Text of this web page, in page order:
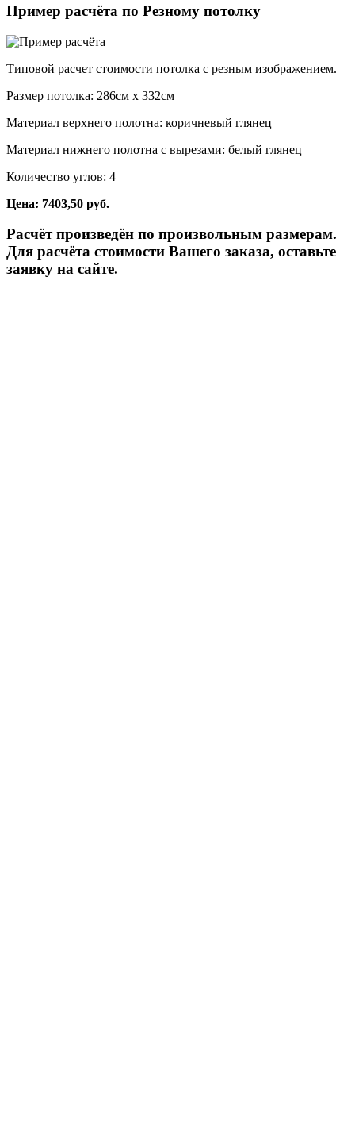
Пример расчёта по Резному потолку
Типовой расчет стоимости потолка с резным изображением.
Размер потолка: 286см x 332см
Материал верхнего полотна: коричневый глянец
Материал нижнего полотна с вырезами: белый глянец
Количество углов: 4
Цена: 7403,50 руб.
Расчёт произведён по произвольным размерам.
Для расчёта стоимости Вашего заказа, оставьте
заявку на сайте.